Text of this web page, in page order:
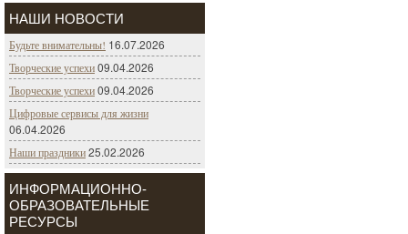
НАШИ НОВОСТИ
Будьте внимательны! 16.07.2026
Творческие успехи09.04.2026
Творческие успехи09.04.2026
Цифровые сервисы для жизни
06.04.2026
Наши праздники25.02.2026
ИНФОРМАЦИОННО-
ОБРАЗОВАТЕЛЬНЫЕ
РЕСУРСЫ